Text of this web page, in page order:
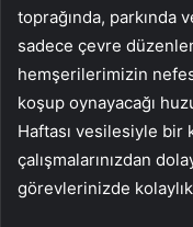
toprağında, parkında
sadece çevre
hemşerilerimizin nefes
koşup oynayacağı
Haftası vesilesiyle
çalışmalarınızdan
görevlerinizde